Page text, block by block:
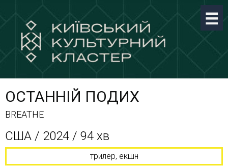
ОСТАННІЙ ПОДИХ
BREATHE
США / 2024 / 94 хв
трилер, екшн